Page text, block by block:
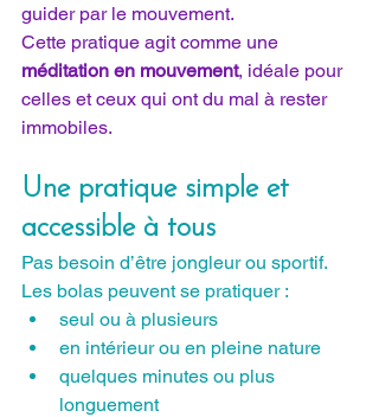
guider par le mouvement.
Cette pratique agit comme une
méditation en mouvement, idéale pour
celles et ceux qui ont du mal à rester
immobiles.
Une pratique simple et
accessible à tous
Pas besoin d’être jongleur ou sportif.
Les bolas peuvent se pratiquer :
seul ou à plusieurs
en intérieur ou en pleine nature
quelques minutes ou plus
longuement